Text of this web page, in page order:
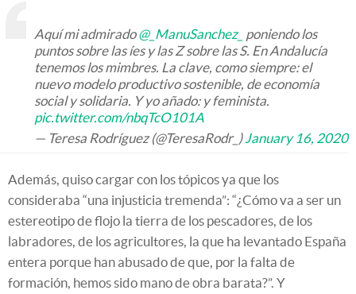
Aquí mi admirado@_ManuSanchez_ poniendo los
puntos sobre las íes y las Z sobre las S. En Andalucía
tenemos los mimbres. La clave, como siempre: el
nuevo modelo productivo sostenible, de economía
social y solidaria. Y yo añado: y feminista.
pic.twitter.com/nbqTcO101A
— Teresa Rodríguez (@TeresaRodr_)January 16, 2020
Además, quiso cargar con los tópicos ya que los
consideraba “una injusticia tremenda”: “¿Cómo va a ser un
estereotipo de flojo la tierra de los pescadores, de los
labradores, de los agricultores, la que ha levantado España
entera porque han abusado de que, por la falta de
formación, hemos sido mano de obra barata?”. Y